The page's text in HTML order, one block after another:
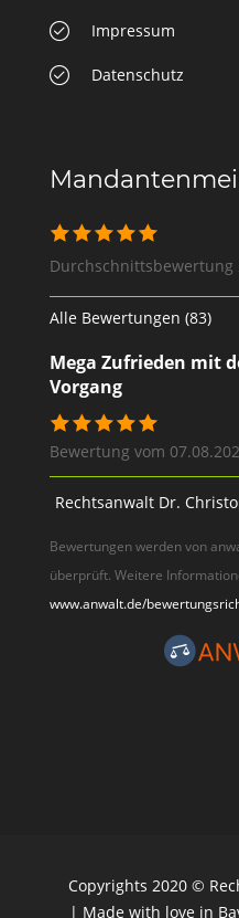
Impressum
Datenschutz
Durchschnittsbewertung
Alle Bewertungen (83)
Mega Zufrieden mit
Vorgang
Bewertung vom
Rechtsanwalt Dr.
Bewertungen werden von
überprüft. Weitere
www.anwalt.de/
Copyrights 2020 ©
| Made with love in